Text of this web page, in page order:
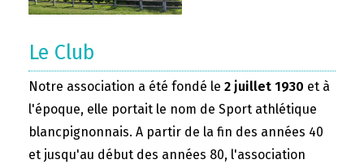
Le Club
Notre association a été fondé le 2 juillet 1930 et à
l'époque, elle portait le nom de Sport athlétique
blancpignonnais. A partir de la fin des années 40
et jusqu'au début des années 80, l'association